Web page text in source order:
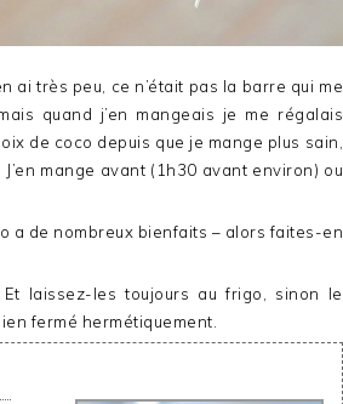
ai très peu, ce n’était pas la barre qui me
quand j’en mangeais je me régalais
de coco depuis que je mange plus sain,
mange avant (1h30 avant environ) ou
a de nombreux bienfaits – alors faites-en
laissez-les toujours au frigo, sinon le
fermé hermétiquement.